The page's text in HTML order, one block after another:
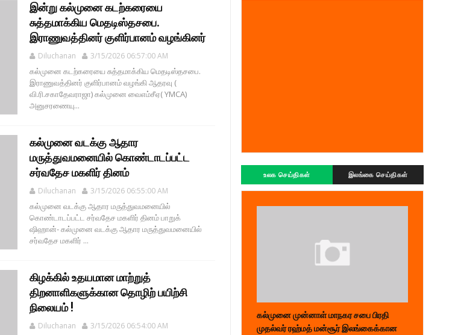
இன்று கல்முனை கடற்கரையை
சுத்தமாக்கிய மெதடிஸ்தசபை.
இராணுவத்தினர் குளிர்பானம் வழங்கினர்
Diluchanan 3/15/2026 06:57:00 AM
கல்முனை கடற்கரையை சுத்தமாக்கிய மெதடிஸ்தசபை.
இராணுவத்தினர் குளிர்பானம் வழங்கி ஆதரவு (
வி.ரி.சகாதேவராஜா) கல்முனை வைஎம்சீஏ( YMCA)
அனுசரணையு...
கல்முனை வடக்கு ஆதார
மருத்துவமனையில் கொண்டாடப்பட்ட
சர்வதேச மகளிர் தினம்
Diluchanan 3/15/2026 06:55:00 AM
கல்முனை வடக்கு ஆதார மருத்துவமனையில்
கொண்டாடப்பட்ட சர்வதேச மகளிர் தினம் பாறுக்
ஷிஹான்- கல்முனை வடக்கு ஆதார மருத்துவமனையில்
சர்வதேச மகளிர் ...
கிழக்கில் உதயமான மாற்றுத்
திறனாளிகளுக்கான தொழிற் பயிற்சி
நிலையம் !
Diluchanan 3/15/2026 06:54:00 AM
உலக செய்திகள் இலங்கை செய்திகள்
கல்முனை முன்னாள் மாநகர சபை பிரதி
முதல்வர் ரஹ்மத் மன்சூர் இலங்கைக்கான